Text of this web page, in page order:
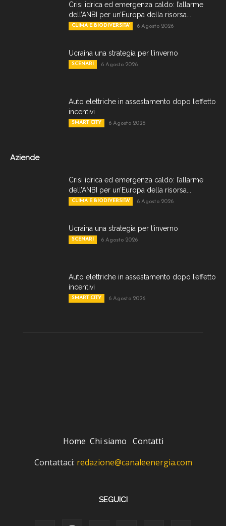
Crisi idrica ed emergenza caldo: l’allarme
dell’ANBI per un’Europa della risorsa...
CLIMA E BIODIVERSITA' 6 Agosto 2026
Ucraina una strategia per l’inverno
SCENARI 6 Agosto 2026
Auto elettriche in assestamento dopo l’effetto
incentivi
SMART CITY 6 Agosto 2026
Aziende
Crisi idrica ed emergenza caldo: l’allarme
dell’ANBI per un’Europa della risorsa...
CLIMA E BIODIVERSITA' 6 Agosto 2026
Ucraina una strategia per l’inverno
SCENARI 6 Agosto 2026
Auto elettriche in assestamento dopo l’effetto
incentivi
SMART CITY 6 Agosto 2026
Home Chi siamo Contatti
Contattaci: redazione@canaleenergia.com
SEGUICI